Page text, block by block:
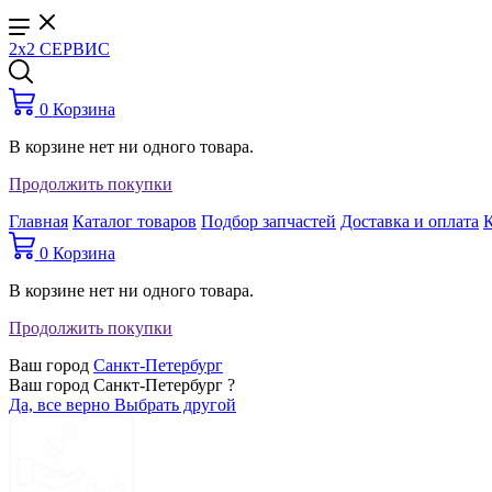
2x2 СЕРВИС
0 Корзина
В корзине нет ни одного товара.
Продолжить покупки
Главная Каталог товаров Подбор запчастей Доставка и оплата
0 Корзина
В корзине нет ни одного товара.
Продолжить покупки
Ваш город Санкт-Петербург
Ваш город Санкт-Петербург ?
Да, все верно Выбрать другой